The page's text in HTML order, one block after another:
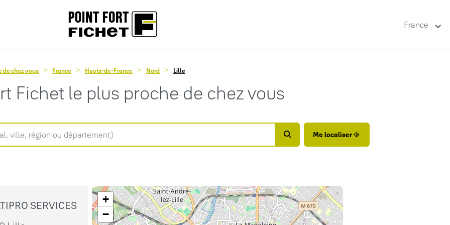
France
de chez vous France Hauts-de-France Nord Lille
Fichet le plus proche de chez vous
Me localiser
SERVICES
+
−